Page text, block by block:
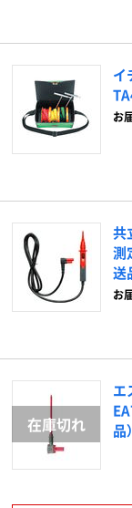
イ
お
共
測
送
お
エ
品）